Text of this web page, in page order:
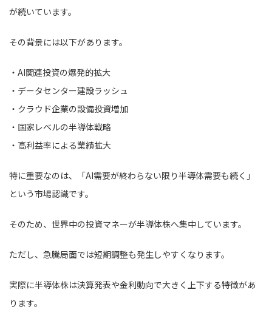
が続いています。
その背景には以下があります。
・AI関連投資の爆発的拡大
・データセンター建設ラッシュ
・クラウド企業の設備投資増加
・国家レベルの半導体戦略
・高利益率による業績拡大
特に重要なのは、「AI需要が終わらない限り半導体需要も続く」
という市場認識です。
そのため、世界中の投資マネーが半導体株へ集中しています。
ただし、急騰局面では短期調整も発生しやすくなります。
実際に半導体株は決算発表や金利動向で大きく上下する特徴があ
ります。